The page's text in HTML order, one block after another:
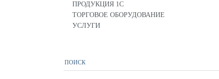
ПРОДУКЦИЯ 1С
ТОРГОВОЕ ОБОРУДОВАНИЕ
УСЛУГИ